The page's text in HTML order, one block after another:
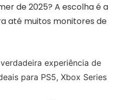
de 2025? A escolha é a
até muitos monitores de
experiência de
para PS5, Xbox Series